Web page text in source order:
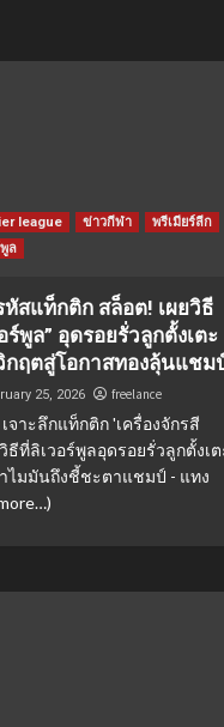
league ข่าวกีฬา
พรีเมียร์ลีก
ล
หัสแท็กติก สล็อต! เผยวิธี
ร์พูล” อุดรอยรั่วลูกตั้งเตะ
กฤตสู่โอกาสทองลุ้นแชม
25, 2026 freelance
จาะลึกแท็กติก 'เครื่องจักรสี
ธีที่ลิเวอร์พูลอุดรอยรั่วลูกตั้งเต
ไมมันถึงชี้ชะตาแชมป์ - แทง